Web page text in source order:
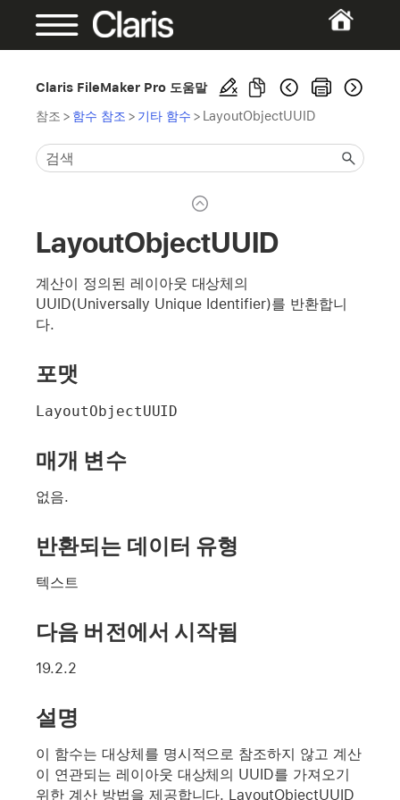
Claris FileMaker Pro 도움말
참조 > 함수 참조 > 기타 함수 > LayoutObjectUUID
LayoutObjectUUID
계산이 정의된 레이아웃 대상체의
UUID(Universally Unique Identifier)를 반환합니
다.
포맷
LayoutObjectUUID
매개 변수
없음.
반환되는 데이터 유형
텍스트
다음 버전에서 시작됨
19.2.2
설명
이 함수는 대상체를 명시적으로 참조하지 않고 계산
이 연관되는 레이아웃 대상체의 UUID를 가져오기
위한 계산 방법을 제공합니다. LayoutObjectUUID